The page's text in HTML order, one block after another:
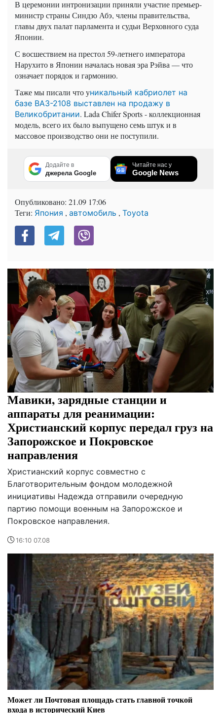
В церемонии интронизации приняли участие премьер-
министр страны Синдзо Абэ, члены правительства,
главы двух палат парламента и судьи Верховного суда
Японии.
С восшествием на престол 59-летнего императора
Нарухито в Японии началась новая эра Рэйва — что
означает порядок и гармонию.
Таже мы писали что уникальный кабриолет на
базе ВАЗ-2108 выставлен на продажу в
Великобритании. Lada Chifer Sports - коллекционная
модель, всего их было выпущено семь штук и в
массовое производство они не поступили.
Додайте в
джерела Google
Читайте нас у
Google News
Опубликовано: 21.09 17:06
Теги: Япония , автомобиль , Toyota
Мавики, зарядные станции и
аппараты для реанимации:
Христианский корпус передал груз на
Запорожское и Покровское
направления
Христианский корпус совместно с
Благотворительным фондом молодежной
инициативы Надежда отправили очередную
партию помощи военным на Запорожское и
Покровское направления.
16:10 07.08
Может ли Почтовая площадь стать главной точкой
входа в исторический Киев